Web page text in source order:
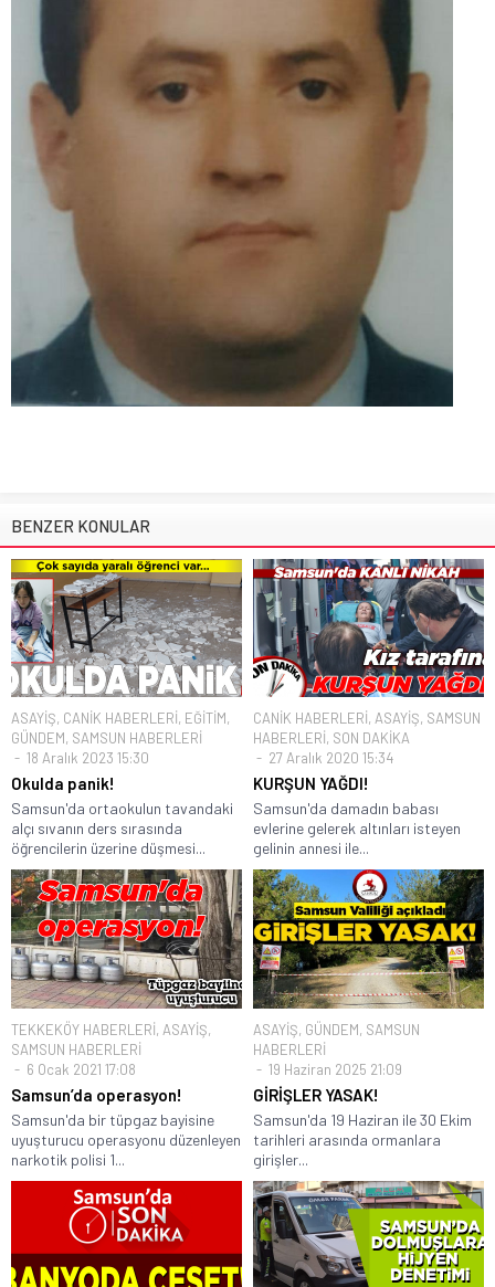
BENZER KONULAR
ASAYİŞ, CANİK HABERLERİ, EĞİTİM,
GÜNDEM, SAMSUN HABERLERİ
18 Aralık 2023 15:30
Okulda panik!
Samsun'da ortaokulun tavandaki
alçı sıvanın ders sırasında
öğrencilerin üzerine düşmesi...
CANİK HABERLERİ, ASAYİŞ, SAMSUN
HABERLERİ, SON DAKİKA
27 Aralık 2020 15:34
KURŞUN YAĞDI!
Samsun'da damadın babası
evlerine gelerek altınları isteyen
gelinin annesi ile...
TEKKEKÖY HABERLERİ, ASAYİŞ,
SAMSUN HABERLERİ
6 Ocak 2021 17:08
Samsun’da operasyon!
Samsun'da bir tüpgaz bayisine
uyuşturucu operasyonu düzenleyen
narkotik polisi 1...
ASAYİŞ, GÜNDEM, SAMSUN
HABERLERİ
19 Haziran 2025 21:09
GİRİŞLER YASAK!
Samsun'da 19 Haziran ile 30 Ekim
tarihleri arasında ormanlara
girişler...